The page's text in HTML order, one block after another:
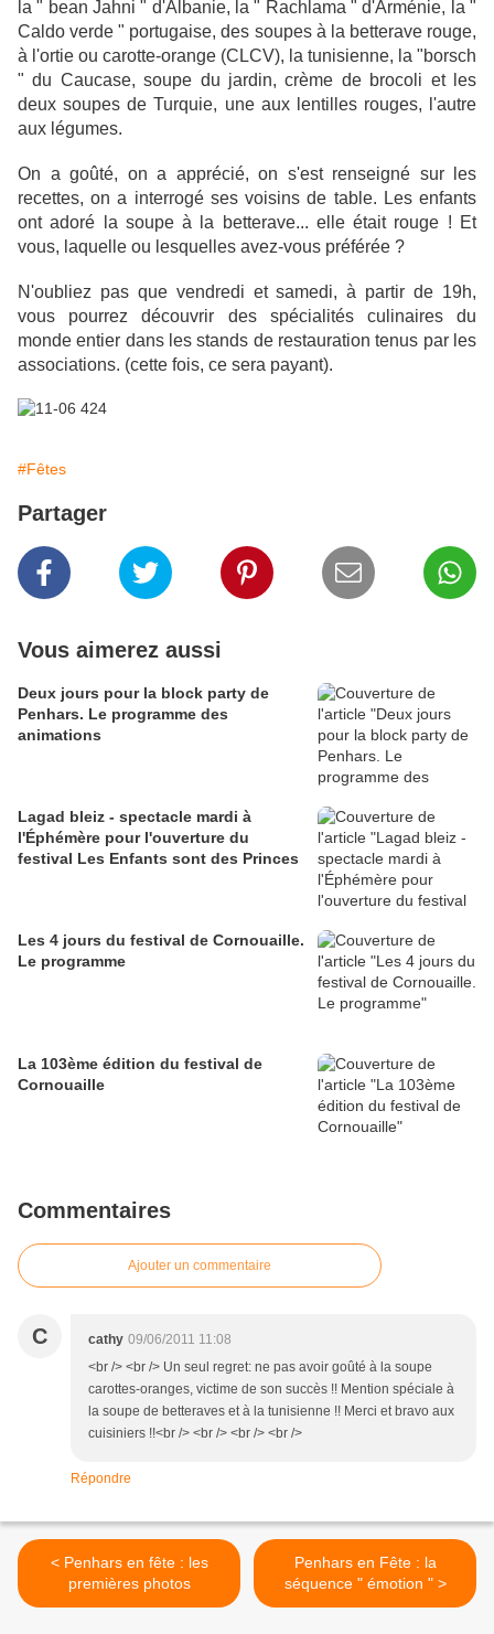
la " bean Jahni " d'Albanie, la " Rachlama " d'Arménie, la "
Caldo verde " portugaise, des soupes à la betterave rouge,
à l'ortie ou carotte-orange (CLCV), la tunisienne, la "borsch
" du Caucase, soupe du jardin, crème de brocoli et les
deux soupes de Turquie, une aux lentilles rouges, l'autre
aux légumes.
On a goûté, on a apprécié, on s'est renseigné sur les
recettes, on a interrogé ses voisins de table. Les enfants
ont adoré la soupe à la betterave... elle était rouge ! Et
vous, laquelle ou lesquelles avez-vous préférée ?
N'oubliez pas que vendredi et samedi, à partir de 19h,
vous pourrez découvrir des spécialités culinaires du
monde entier dans les stands de restauration tenus par les
associations. (cette fois, ce sera payant).
#Fêtes
Partager
Vous aimerez aussi
Deux jours pour la block party de
Penhars. Le programme des
animations
Lagad bleiz - spectacle mardi à
l'Éphémère pour l'ouverture du
festival Les Enfants sont des Princes
Les 4 jours du festival de Cornouaille.
Le programme
La 103ème édition du festival de
Cornouaille
Commentaires
Ajouter un commentaire
C cathy 09/06/2011 11:08
<br /> <br /> Un seul regret: ne pas avoir goûté à la soupe
carottes-oranges, victime de son succès !! Mention spéciale à
la soupe de betteraves et à la tunisienne !! Merci et bravo aux
cuisiniers !!<br /> <br /> <br /> <br />
Répondre
< Penhars en fête : les
premières photos
Penhars en Fête : la
séquence " émotion " >